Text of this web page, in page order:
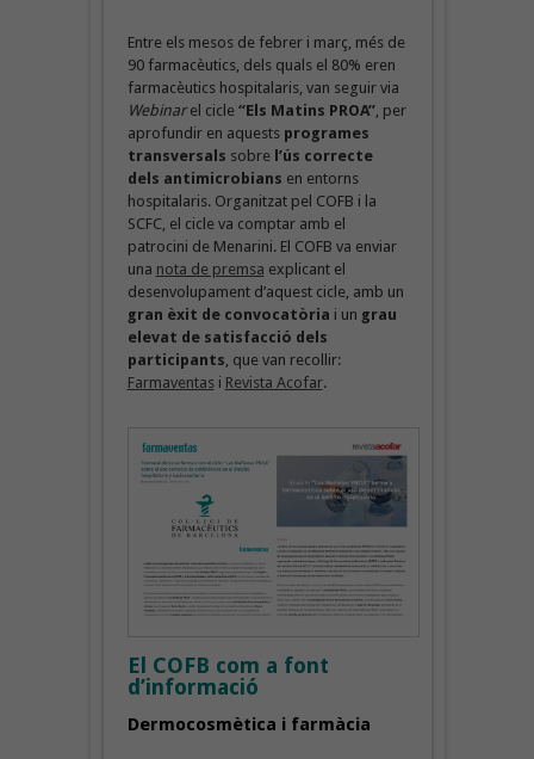
Entre els mesos de febrer i març, més de
90 farmacèutics, dels quals el 80% eren
farmacèutics hospitalaris, van seguir via
Webinarel cicle “Els Matins PROA”, per
aprofundir en aquests programes
transversals sobre l’ús correcte
dels antimicrobians en entorns
hospitalaris. Organitzat pel COFB i la
SCFC, el cicle va comptar amb el
patrocini de Menarini. El COFB va enviar
una nota de premsa explicant el
desenvolupament d’aquest cicle, amb un
gran èxit de convocatòria i un grau
elevat de satisfacció dels
participants , que van recollir:
Farmaventasi Revista Acofar.
El COFB com a font
d’informació
Dermocosmètica i farmàcia